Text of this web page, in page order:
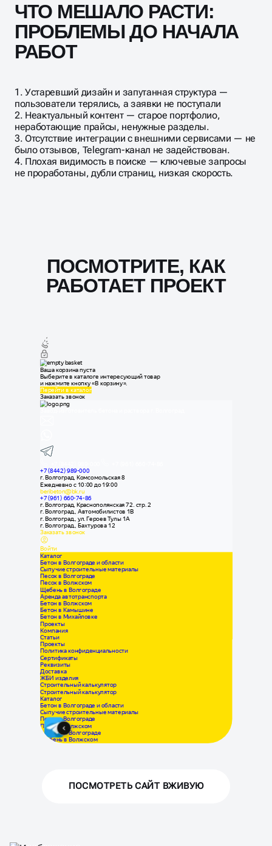
ЧТО МЕШАЛО РАСТИ:
ПРОБЛЕМЫ ДО НАЧАЛА
РАБОТ
1. Устаревший дизайн и запутанная структура —
пользователи терялись, а заявки не поступали
2. Неактуальный контент — старое портфолио,
неработающие прайсы, ненужные разделы.
3. Отсутствие интеграции с внешними сервисами — не
было отзывов, Telegram-канал не задействован.
4. Плохая видимость в поиске — ключевые запросы
не проработаны, дубли страниц, низкая скорость.
ПОСМОТРИТЕ, КАК
РАБОТАЕТ ПРОЕКТ
ПОСМОТРЕТЬ САЙТ ВЖИВУЮ